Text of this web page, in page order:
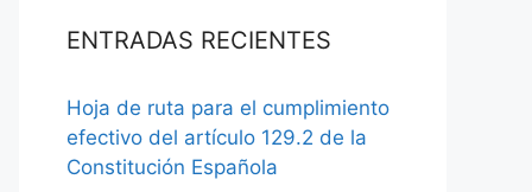
ENTRADAS RECIENTES
Hoja de ruta para el cumplimiento
efectivo del artículo 129.2 de la
Constitución Española